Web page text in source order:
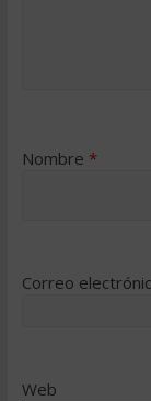
Nombre *
Correo
Web